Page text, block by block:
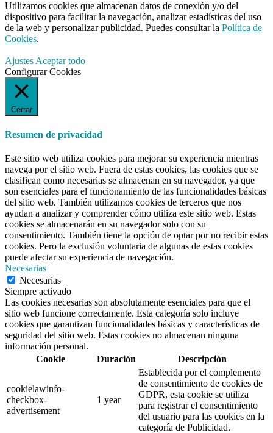
Utilizamos cookies que almacenan datos de conexión y/o del
dispositivo para facilitar la navegación, analizar estadísticas del uso
de la web y personalizar publicidad. Puedes consultar la Política de
Cookies.
AjustesAceptar todo
Configurar Cookies
Cerrar
Resumen de privacidad
Este sitio web utiliza cookies para mejorar su experiencia mientras
navega por el sitio web. Fuera de estas cookies, las cookies que se
clasifican como necesarias se almacenan en su navegador, ya que
son esenciales para el funcionamiento de las funcionalidades básicas
del sitio web. También utilizamos cookies de terceros que nos
ayudan a analizar y comprender cómo utiliza este sitio web. Estas
cookies se almacenarán en su navegador solo con su
consentimiento. También tiene la opción de optar por no recibir estas
cookies. Pero la exclusión voluntaria de algunas de estas cookies
puede afectar su experiencia de navegación.
Necesarias
Necesarias
Siempre activado
Las cookies necesarias son absolutamente esenciales para que el
sitio web funcione correctamente. Esta categoría solo incluye
cookies que garantizan funcionalidades básicas y características de
seguridad del sitio web. Estas cookies no almacenan ninguna
información personal.
Cookie
Duración Descripción
cookielawinfo-
checkbox-
advertisement
1 year
Establecida por el complemento
de consentimiento de cookies de
GDPR, esta cookie se utiliza
para registrar el consentimiento
del usuario para las cookies en la
categoría de Publicidad.